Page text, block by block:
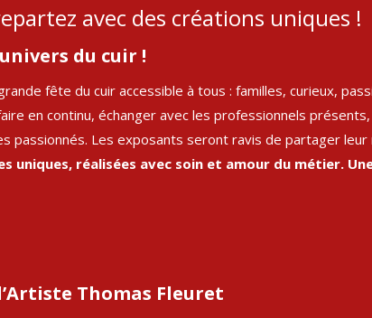
avec des créations uniques !
du cuir !
fête du cuir accessible à tous : familles, curieux,
en continu, échanger avec les professionnels
passionnés. Les exposants seront ravis de partager
uniques, réalisées avec soin et amour du métier.
Thomas Fleuret